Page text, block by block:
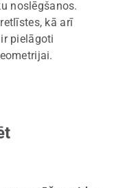
noslēgšanos.
kā arī
pielāgoti